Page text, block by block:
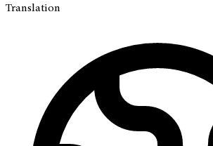
Translation